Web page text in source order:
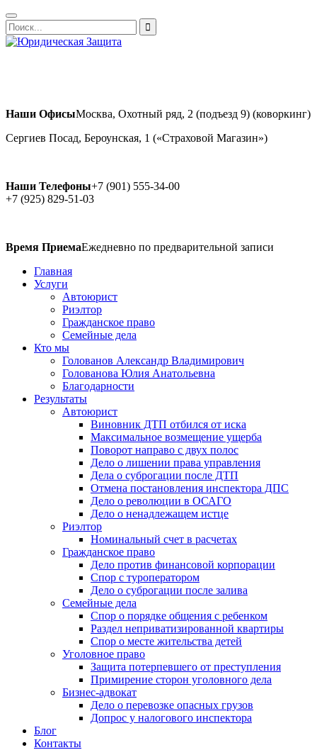
Наши ОфисыМосква, Охотный ряд, 2 (подъезд 9) (коворкинг)
Сергиев Посад, Бероунская, 1 («Страховой Магазин»)
Наши Телефоны+7 (901) 555-34-00
+7 (925) 829-51-03
Время ПриемаЕжедневно по предварительной записи
Главная
Услуги
Автоюрист
Риэлтор
Гражданское право
Семейные дела
Кто мы
Голованов Александр Владимирович
Голованова Юлия Анатольевна
Благодарности
Результаты
Автоюрист
Виновник ДТП отбился от иска
Максимальное возмещение ущерба
Поворот направо с двух полос
Дело о лишении права управления
Дела о суброгации после ДТП
Отмена постановления инспектора ДПС
Дело о революции в ОСАГО
Дело о ненадлежащем истце
Риэлтор
Номинальный счет в расчетах
Гражданское право
Дело против финансовой корпорации
Спор с туроператором
Дело о суброгации после залива
Семейные дела
Спор о порядке общения с ребенком
Раздел неприватизированной квартиры
Спор о месте жительства детей
Уголовное право
Защита потерпевшего от преступления
Примирение сторон уголовного дела
Бизнес-адвокат
Дело о перевозке опасных грузов
Допрос у налогового инспектора
Блог
Контакты